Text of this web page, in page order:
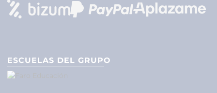
ESCUELAS DEL GRUPO